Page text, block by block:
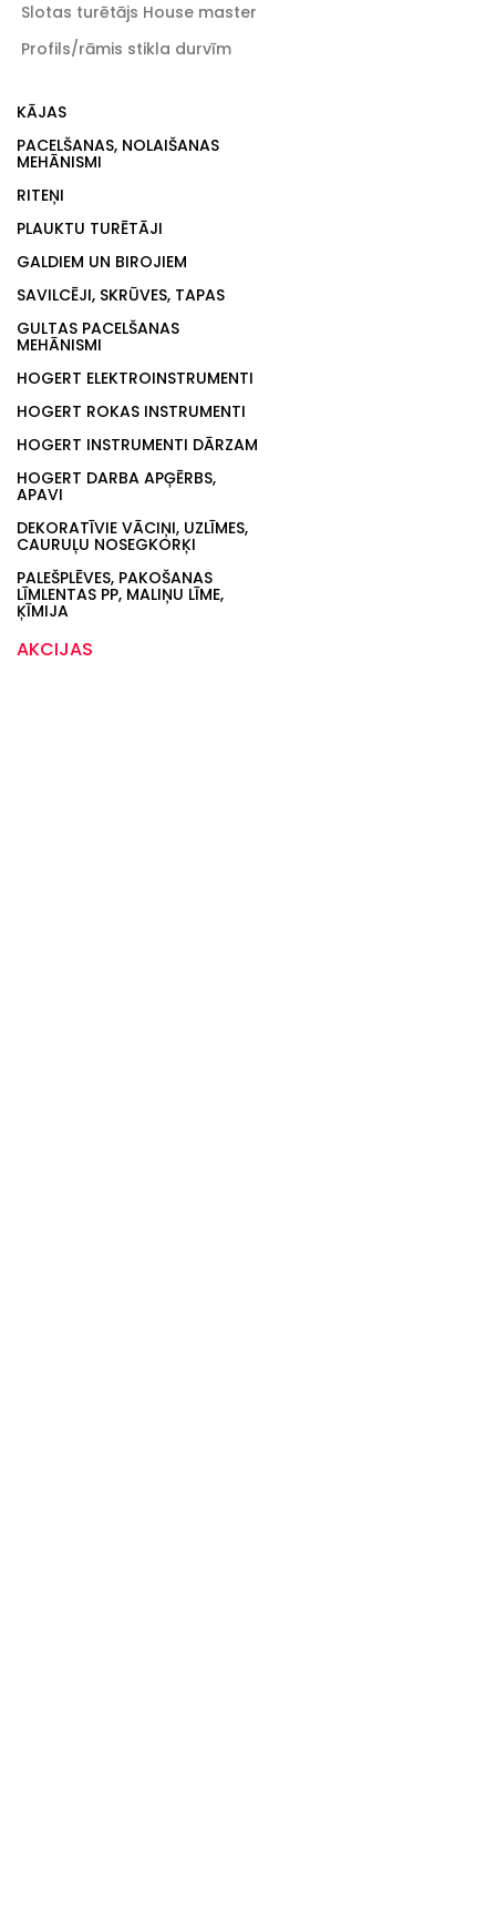
Slotas turētājs House master
Profils/rāmis stikla durvīm
KĀJAS
PACELŠANAS, NOLAIŠANAS
MEHĀNISMI
RITEŅI
PLAUKTU TURĒTĀJI
GALDIEM UN BIROJIEM
SAVILCĒJI, SKRŪVES, TAPAS
GULTAS PACELŠANAS
MEHĀNISMI
HOGERT ELEKTROINSTRUMENTI
HOGERT ROKAS INSTRUMENTI
HOGERT INSTRUMENTI DĀRZAM
HOGERT DARBA APĢĒRBS,
APAVI
DEKORATĪVIE VĀCIŅI, UZLĪMES,
CAURUĻU NOSEGKORĶI
PALEŠPLĒVES, PAKOŠANAS
LĪMLENTAS PP, MALIŅU LĪME,
ĶĪMIJA
AKCIJAS